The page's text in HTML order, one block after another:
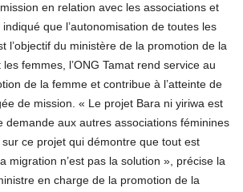
en relation avec les associations et
que l’autonomisation de toutes les
l’objectif du ministère de la promotion de la
femmes, l’ONG Tamat rend service au
de la femme et contribue à l’atteinte de
de mission. « Le projet Bara ni yiriwa est
demande aux autres associations féminines
sur ce projet qui démontre que tout est
migration n’est pas la solution », précise la
en charge de la promotion de la